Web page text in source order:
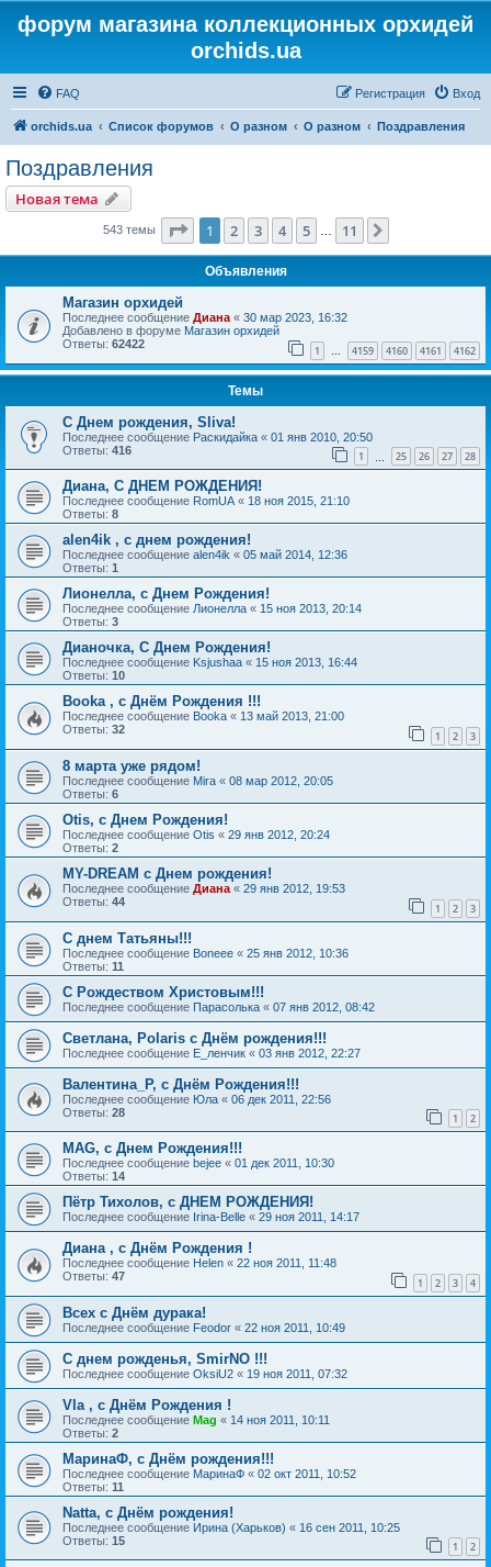
форум магазина коллекционных орхидей
orchids.ua
FAQ Вход
Регистрация
orchids.ua Список форумов О разном О разном Поздравления
Поздравления
Новая тема
543 темы Страница из 11
1 2 3 4 5 11
Объявления
Магазин орхидей
Последнее сообщение Диана « 30 мар 2023, 16:32
Добавлено в форуме Магазин орхидей
Ответы: 62422 1 … 4159 4160 4161 4162
Темы
С Днем рождения, Sliva!
Последнее сообщение Раскидайка « 01 янв 2010, 20:50
Ответы: 416 1 25 26 27 28
Диана, С ДНЕМ РОЖДЕНИЯ!
Последнее сообщение RomUA « 18 ноя 2015, 21:10
Ответы: 8
alen4ik , с днем рождения!
Последнее сообщение alen4ik « 05 май 2014, 12:36
Ответы: 1
Лионелла, с Днем Рождения!
Последнее сообщение Лионелла « 15 ноя 2013, 20:14
Ответы: 3
Дианочка, С Днем Рождения!
Последнее сообщение Ksjushaa « 15 ноя 2013, 16:44
Ответы: 10
Booka , с Днём Рождения !!!
Последнее сообщение Booka « 13 май 2013, 21:00
Ответы: 32 1 2 3
8 марта уже рядом!
Последнее сообщение Mira « 08 мар 2012, 20:05
Ответы: 6
Otis, с Днем Рождения!
Последнее сообщение Otis « 29 янв 2012, 20:24
Ответы: 2
MY-DREAM с Днем рождения!
Последнее сообщение Диана « 29 янв 2012, 19:53
Ответы: 44 1 2 3
С днем Татьяны!!!
Последнее сообщение Boneee « 25 янв 2012, 10:36
Ответы: 11
С Рождеством Христовым!!!
Последнее сообщение Парасолька « 07 янв 2012, 08:42
Светлана, Polaris с Днём рождения!!!
Последнее сообщение Е_ленчик « 03 янв 2012, 22:27
Валентина_Р, с Днём Рождения!!!
Последнее сообщение Юла « 06 дек 2011, 22:56
Ответы: 28 1 2
MAG, с Днем Рождения!!!
Последнее сообщение bejee « 01 дек 2011, 10:30
Ответы: 14
Пётр Тихолов, с ДНЕМ РОЖДЕНИЯ!
Последнее сообщение Irina-Belle « 29 ноя 2011, 14:17
Диана , с Днём Рождения !
Последнее сообщение Helen « 22 ноя 2011, 11:48
Ответы: 47 1 2 3 4
Всех с Днём дурака!
Последнее сообщение Feodor « 22 ноя 2011, 10:49
C днем рожденья, SmirNO !!!
Последнее сообщение OksiU2 « 19 ноя 2011, 07:32
Vla , с Днём Рождения !
Последнее сообщение Mag « 14 ноя 2011, 10:11
Ответы: 2
МаринаФ, с Днём рождения!!!
Последнее сообщение МаринаФ « 02 окт 2011, 10:52
Ответы: 11
Natta, с Днём рождения!
Последнее сообщение Ирина (Харьков) « 16 сен 2011, 10:25
Ответы: 15 1 2